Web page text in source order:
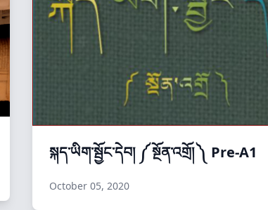
སྐད་ཡིག་སྦྱོང་དེབ། ༼ སྔོན་འགྲོ། ༽ Pre-A1
October 05, 2020